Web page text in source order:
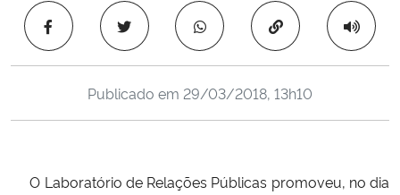
Ministério da Educação
Ministério da Cidadania
Ministério de Minas e Energia
Copiar para área
Publicado em 29/03/2018, 13h10
O Laboratório de Relações Públicas promoveu, no dia